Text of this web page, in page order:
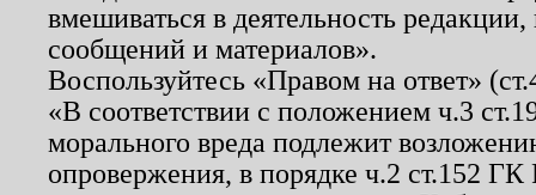
вмешиваться в деятельность
сообщений и материалов».
Воспользуйтесь «Правом на ответ»
«В соответствии с положением ч.3
морального вреда подлежит
опровержения, в порядке ч.2 ст.152